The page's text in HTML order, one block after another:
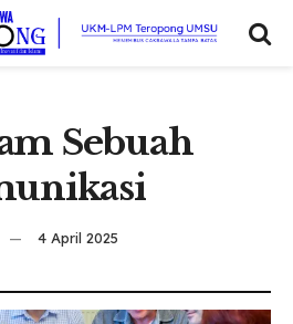
Sebuah
4 April 2025